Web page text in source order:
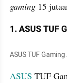
gaming 15
1. ASUS TUF
ASUS TUF
ASUS TUF